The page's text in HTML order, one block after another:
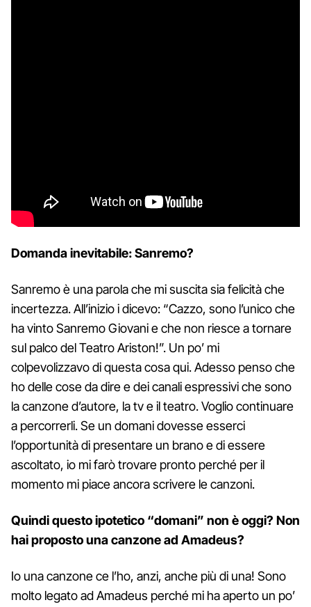
Domanda inevitabile: Sanremo?
Sanremo è una parola che mi suscita sia felicità che
incertezza. All’inizio i dicevo: “Cazzo, sono l’unico che
ha vinto Sanremo Giovani e che non riesce a tornare
sul palco del Teatro Ariston!”. Un po’ mi
colpevolizzavo di questa cosa qui. Adesso penso che
ho delle cose da dire e dei canali espressivi che sono
la canzone d’autore, la tv e il teatro. Voglio continuare
a percorrerli. Se un domani dovesse esserci
l’opportunità di presentare un brano e di essere
ascoltato, io mi farò trovare pronto perché per il
momento mi piace ancora scrivere le canzoni.
Quindi questo ipotetico “domani” non è oggi? Non
hai proposto una canzone ad Amadeus?
Io una canzone ce l’ho, anzi, anche più di una! Sono
molto legato ad Amadeus perché mi ha aperto un po’